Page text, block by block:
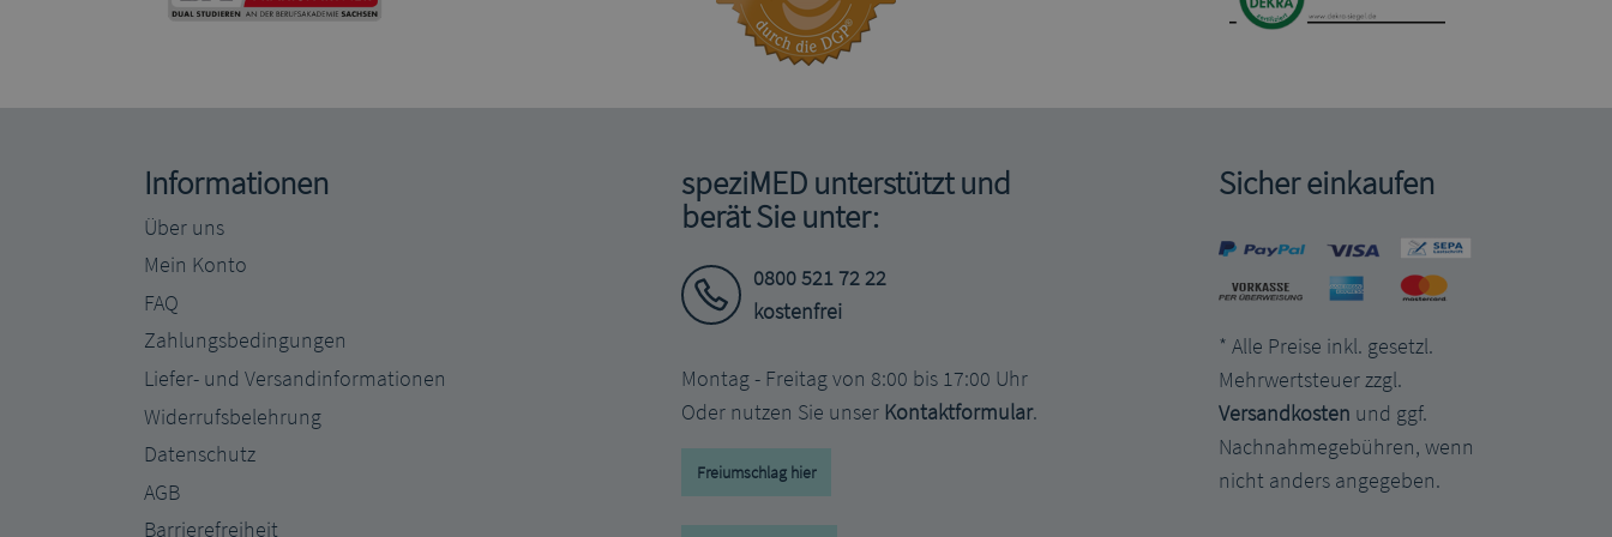
Informationen
Über uns
Mein Konto
FAQ
Zahlungsbedingungen
Liefer- und Versandinformationen
Widerrufsbelehrung
Datenschutz
AGB
Barrierefreiheit
speziMED unterstützt und
berät Sie unter:
0800 521 72 22
kostenfrei
Montag - Freitag von 8:00 bis 17:00 Uhr
Oder nutzen Sie unser Kontaktformular.
Freiumschlag hier
Sicher einkaufen
* Alle Preise inkl. gesetzl.
Mehrwertsteuer zzgl.
Versandkosten und ggf.
Nachnahmegebühren, wenn
nicht anders angegeben.